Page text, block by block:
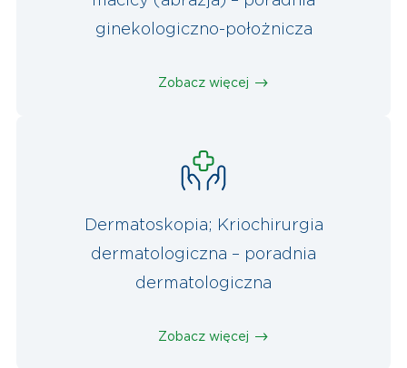
ginekologiczno-położnicza
Zobacz więcej
Dermatoskopia; Kriochirurgia
dermatologiczna – poradnia
dermatologiczna
Zobacz więcej